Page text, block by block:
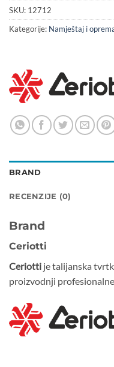
SKU: 12712
Kategorije: Namještaj i
BRAND
RECENZIJE (0)
Brand
Ceriotti
Ceriotti je talijanska
proizvodnji